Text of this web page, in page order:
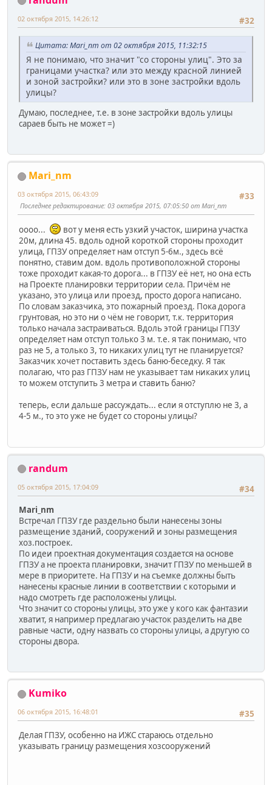
#32
02 октября 2015, 14:26:12
Цитата: Mari_nm от 02 октября 2015, 11:32:15
Я не понимаю, что значит "со стороны улиц". Это за
границами участка? или это между красной линией
и зоной застройки? или это в зоне застройки вдоль
улицы?
Думаю, последнее, т.е. в зоне застройки вдоль улицы
сараев быть не может =)
Mari_nm
#33
03 октября 2015, 06:43:09
Последнее редактирование: 03 октября 2015, 07:05:50 от Mari_nm
оооо...
вот у меня есть узкий участок, ширина участка
20м, длина 45. вдоль одной короткой стороны проходит
улица, ГПЗУ определяет нам отступ 5-6м., здесь всё
понятно, ставим дом. вдоль противоположной стороны
тоже проходит какая-то дорога... в ГПЗУ её нет, но она есть
на Проекте планировки территории села. Причём не
указано, это улица или проезд, просто дорога написано.
По словам заказчика, это пожарный проезд. Пока дорога
грунтовая, но это ни о чём не говорит, т.к. территория
только начала застраиваться. Вдоль этой границы ГПЗУ
определяет нам отступ только 3 м. т.е. я так понимаю, что
раз не 5, а только 3, то никаких улиц тут не планируется?
Заказчик хочет поставить здесь баню-беседку. Я так
полагаю, что раз ГПЗУ нам не указывает там никаких улиц
то можем отступить 3 метра и ставить баню?
теперь, если дальше рассуждать... если я отступлю не 3, а
4-5 м., то это уже не будет со стороны улицы?
randum
#34
05 октября 2015, 17:04:09
Mari_nm
Встречал ГПЗУ где раздельно были нанесены зоны
размещение зданий, сооружений и зоны размещения
хоз.построек.
По идеи проектная документация создается на основе
ГПЗУ а не проекта планировки, значит ГПЗУ по меньшей в
мере в приоритете. На ГПЗУ и на съемке должны быть
нанесены красные линии в соответствии с которыми и
надо смотреть где расположены улицы.
Что значит со стороны улицы, это уже у кого как фантазии
хватит, я например предлагаю участок разделить на две
равные части, одну назвать со стороны улицы, а другую со
стороны двора.
Kumiko
#35
06 октября 2015, 16:48:01
Делая ГПЗУ, особенно на ИЖС стараюсь отдельно
указывать границу размещения хозсооружений